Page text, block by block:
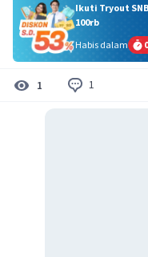
Ikuti Tryout
100rb
Habis dalam
1 1